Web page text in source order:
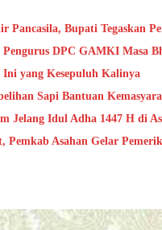
Pancasila, Bupati Tegaskan
DPC GAMKI Masa
yang Kesepuluh Kalinya
Sapi Bantuan
Jelang Idul Adha 1447 H di
Pemkab Asahan Gelar